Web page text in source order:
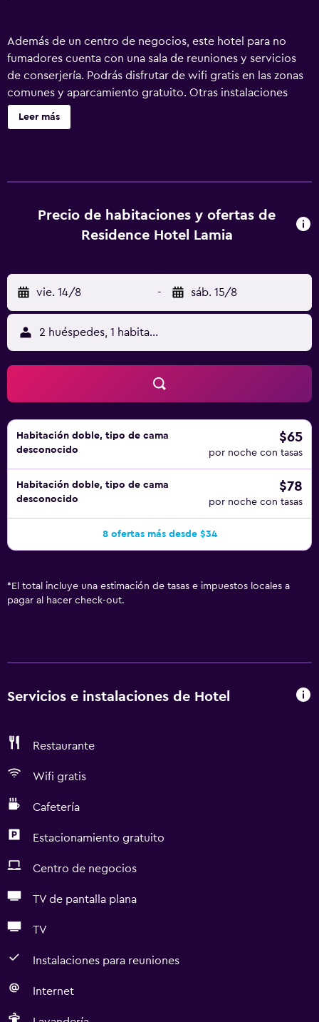
Además de un centro de negocios, este hotel para no
fumadores cuenta con una sala de reuniones y servicios
de conserjería. Podrás disfrutar de wifi gratis en las zonas
comunes y aparcamiento gratuito. Otras instalaciones
incluyen lavandería, servicio de recepción 24 horas y una
caja fuerte en la recepción. Se incluye un servicio de
ducha. Este hotel en Daejeon ofrece acceso a Internet por
cable y wifi gratis. Se ofrece una televisión LCD en todas
Leer más
Precio de habitaciones y ofertas de
Residence Hotel Lamia
vie. 14/8 - sáb. 15/8
2 huéspedes, 1 habitación
Habitación doble, tipo de cama
desconocido
$65
por noche con tasas
Habitación doble, tipo de cama
desconocido
$78
por noche con tasas
8 ofertas más desde $34
* El total incluye una estimación de tasas e impuestos locales a
pagar al hacer check-out.
Servicios e instalaciones de Hotel
Restaurante
Wifi gratis
Cafetería
Estacionamiento gratuito
Centro de negocios
TV de pantalla plana
TV
Instalaciones para reuniones
Internet